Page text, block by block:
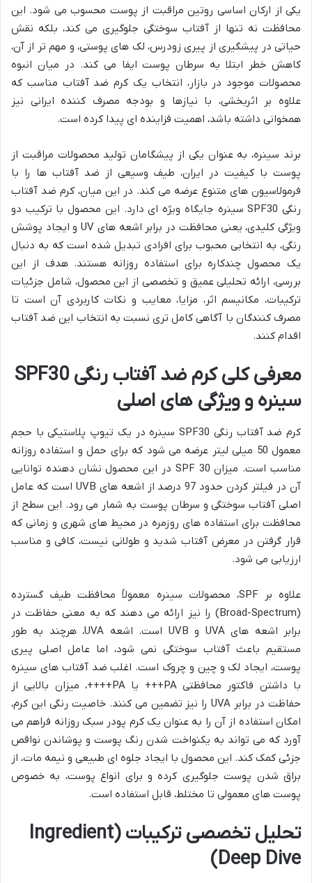
یکی از ارکان اساسی روتین مراقبت از پوست محسوب می شود. این
محافظت نه تنها از آفتاب سوختگی جلوگیری می کند، بلکه نقش
حیاتی در پیشگیری از پیری زودرس، لک های پوستی، و مهم تر از آن،
کاهش خطر ابتلا به سرطان پوست ایفا می کند. در میان انبوه
محصولات موجود در بازار، انتخاب یک کرم ضد آفتاب مناسب که
علاوه بر اثربخشی، با نیازها و بودجه مصرف کننده ایرانی نیز
همخوانی داشته باشد، اهمیت فزاینده ای پیدا کرده است.
برند سینره، به عنوان یکی از پیشگامان تولید محصولات مراقبت از
پوست با کیفیت در ایران، طیف وسیعی از ضد آفتاب ها را با
فرمولاسیون های متنوع عرضه می کند. در این میان، کرم ضد آفتاب
رنگی SPF30 سینره جایگاه ویژه ای دارد. این محصول با ترکیب دو
ویژگی کلیدی، یعنی محافظت در برابر اشعه های UV و ایجاد پوشش
رنگی، به انتخابی محبوب برای افرادی تبدیل شده است که به دنبال
یک محصول چندکاره برای استفاده روزانه هستند. هدف از این
بررسی، ارائه تحلیلی عمیق و تخصصی از این محصول، شامل جزئیات
ترکیبات، مکانیسم اثر، مزایا، معایب و نکات کاربردی آن است تا
مصرف کنندگان با آگاهی کامل تری نسبت به انتخاب این ضد آفتاب
اقدام کنند.
معرفی کلی کرم ضد آفتاب رنگی SPF30
سینره و ویژگی های اصلی
کرم ضد آفتاب رنگی SPF30 سینره در یک تیوپ پلاستیکی با حجم
معمول 50 میلی لیتر عرضه می شود که برای حمل و استفاده روزانه
مناسب است. میزان SPF 30 در این محصول نشان دهنده توانایی
آن در فیلتر کردن حدود 97 درصد از اشعه های UVB است که عامل
اصلی آفتاب سوختگی و سرطان پوست به شمار می رود. این سطح از
محافظت برای استفاده های روزمره در محیط های شهری و زمانی که
قرار گرفتن در معرض آفتاب شدید و طولانی نیست، کافی و مناسب
ارزیابی می شود.
علاوه بر SPF، محصولات سینره معمولاً محافظت طیف گسترده
(Broad-Spectrum) را نیز ارائه می دهند که به معنی حفاظت در
برابر اشعه های UVA و UVB است. اشعه UVA، هرچند به طور
مستقیم باعث آفتاب سوختگی نمی شود، اما عامل اصلی پیری
پوست، ایجاد لک و چین و چروک است. اغلب ضد آفتاب های سینره
با داشتن فاکتور محافظتی PA+++ یا PA++++، میزان بالایی از
حفاظت در برابر UVA را نیز تضمین می کنند. خاصیت رنگی این کرم،
امکان استفاده از آن را به عنوان یک کرم پودر سبک روزانه فراهم می
آورد که می تواند به یکنواخت شدن رنگ پوست و پوشاندن نواقص
جزئی کمک کند. این محصول با ایجاد جلوه ای طبیعی و نیمه مات، از
براق شدن پوست جلوگیری کرده و برای انواع پوست، به خصوص
پوست های معمولی تا مختلط، قابل استفاده است.
تحلیل تخصصی ترکیبات (Ingredient
Deep Dive)